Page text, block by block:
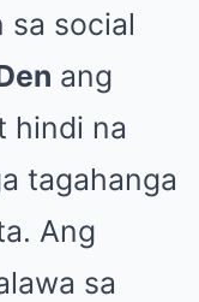
sa social
ang
hindi na
tagahanga
Ang
sa